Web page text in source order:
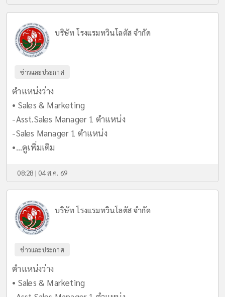
บริษัท โรงแรมทวินโลตัส จำกัด
ข่าวและประกาศ
ตำแหน่งว่าง
• Sales & Marketing
-Asst.Sales Manager 1 ตำแหน่ง
-Sales Manager 1 ตำแหน่ง
•...ดูเพิ่มเติม
08:28 | 04 ส.ค. 69
บริษัท โรงแรมทวินโลตัส จำกัด
ข่าวและประกาศ
ตำแหน่งว่าง
• Sales & Marketing